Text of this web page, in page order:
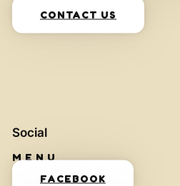
CONTACT US
Social
FACEBOOK